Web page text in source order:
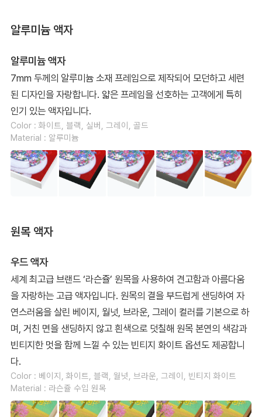
알루미늄 액자
알루미늄 액자
7mm 두께의 알루미늄 소재 프레임으로 제작되어 모던하고 세련
된 디자인을 자랑합니다. 얇은 프레임을 선호하는 고객에게 특히
인기 있는 액자입니다.
Color : 화이트, 블랙, 실버, 그레이, 골드
Material : 알루미늄
원목 액자
우드 액자
세계 최고급 브랜드 ‘라슨쥴’ 원목을 사용하여 견고함과 아름다움
을 자랑하는 고급 액자입니다. 원목의 결을 부드럽게 샌딩하여 자
연스러움을 살린 베이지, 월넛, 브라운, 그레이 컬러를 기본으로 하
며, 거친 면을 샌딩하지 않고 흰색으로 덧칠해 원목 본연의 색감과
빈티지한 멋을 함께 느낄 수 있는 빈티지 화이트 옵션도 제공합니
다.
Color : 베이지, 화이트, 블랙, 월넛, 브라운, 그레이, 빈티지 화이트
Material : 라슨쥴 수입 원목